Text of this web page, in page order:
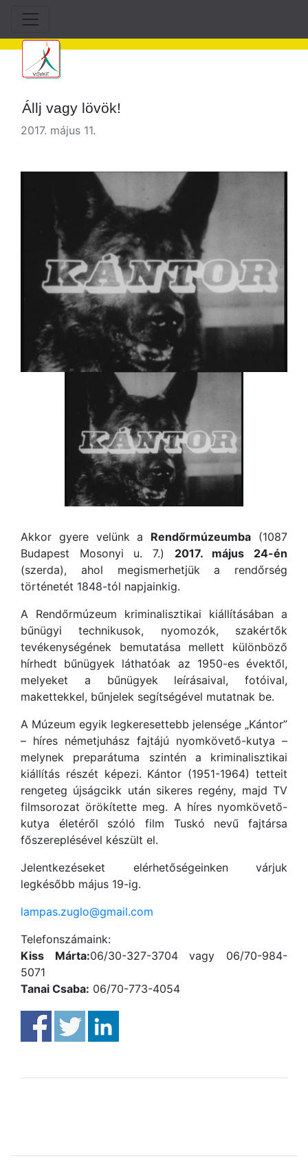
Állj vagy lövök!
2017. május 11.
Akkor gyere velünk a Rendőrmúzeumba (1087
Budapest Mosonyi u. 7.) 2017. május 24-én
(szerda), ahol megismerhetjük a rendőrség
történetét 1848-tól napjainkig.
A Rendőrmúzeum kriminalisztikai kiállításában a
bűnügyi technikusok, nyomozók, szakértők
tevékenységének bemutatása mellett különböző
hírhedt bűnügyek láthatóak az 1950-es évektől,
melyeket a bűnügyek leírásaival, fotóival,
makettekkel, bűnjelek segítségével mutatnak be.
A Múzeum egyik legkeresettebb jelensége „Kántor”
– híres németjuhász fajtájú nyomkövető-kutya –
melynek preparátuma szintén a kriminalisztikai
kiállítás részét képezi. Kántor (1951-1964) tetteit
rengeteg újságcikk után sikeres regény, majd TV
filmsorozat örökítette meg. A híres nyomkövető-
kutya életéről szóló film Tuskó nevű fajtársa
főszereplésével készült el.
Jelentkezéseket elérhetőségeinken várjuk
legkésőbb május 19-ig.
lampas.zuglo@gmail.com
Telefonszámaink:
Kiss Márta:06/30-327-3704 vagy 06/70-984-
5071
Tanai Csaba: 06/70-773-4054